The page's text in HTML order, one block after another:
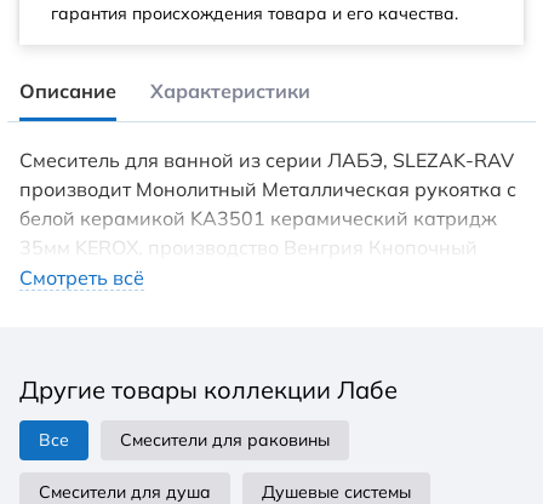
гарантия происхождения товара и его качества.
Описание Характеристики
Смеситель для ванной из серии ЛАБЭ, SLEZAK-RAV
производит Монолитный Металлическая рукоятка с
белой керамикой KA3501 керамический катридж
35мм KEROX, производство Венгрия Кнопочный
переключатель
Смотреть всё
Другие товары коллекции Лабе
Все Смесители для раковины
Смесители для душа Душевые системы